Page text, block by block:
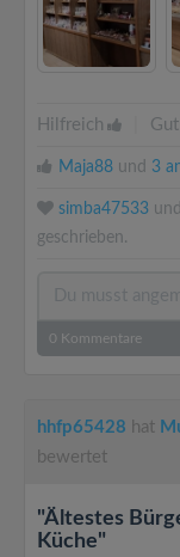
Hilfreich
Maja88 und 3
simba47533 und
geschrieben.
0 Kommentare
hhfp65428 hat
bewertet
"Ältestes
Küche"